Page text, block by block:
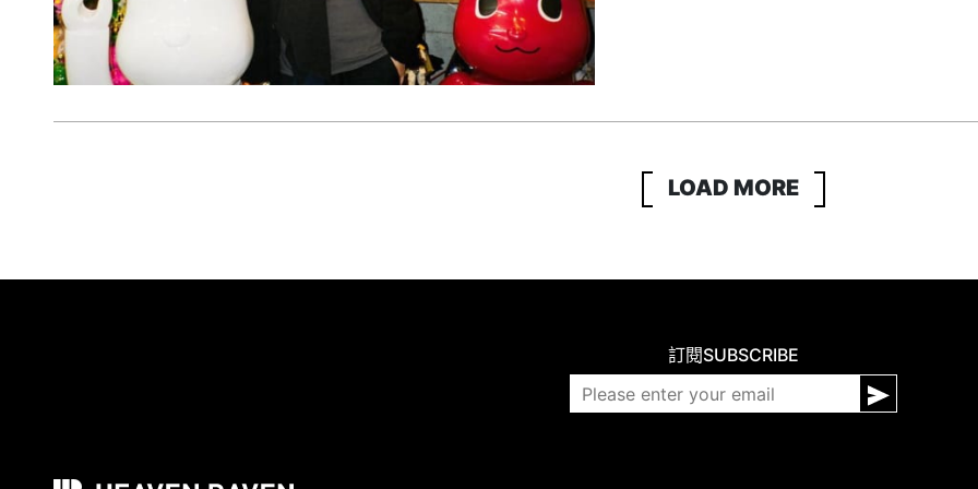
LOAD MORE
訂閱SUBSCRIBE